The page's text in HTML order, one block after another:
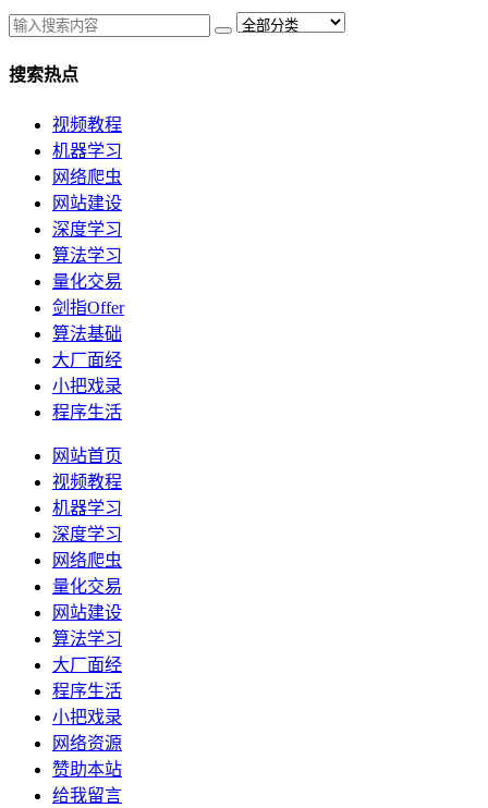
搜索热点
视频教程
机器学习
网络爬虫
网站建设
深度学习
算法学习
量化交易
剑指Offer
算法基础
大厂面经
小把戏录
程序生活
网站首页
视频教程
机器学习
深度学习
网络爬虫
量化交易
网站建设
算法学习
大厂面经
程序生活
小把戏录
网络资源
赞助本站
给我留言